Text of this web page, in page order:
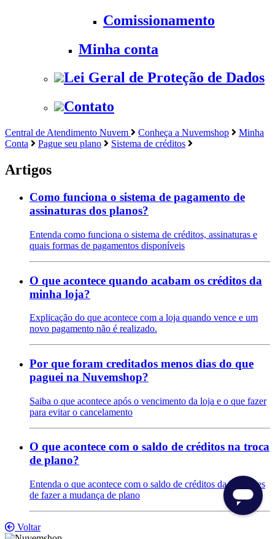
Comissionamento
Minha conta
Lei Geral de Proteção de Dados
Contato
Central de Atendimento Nuvem Conheça a Nuvemshop
Minha
Conta
Pague seu plano Sistema de créditos
Artigos
Como funciona o sistema de pagamento de
assinaturas dos planos?
Entenda como funciona o sistema de créditos, assinaturas e
quais formas de pagamentos disponíveis
O que acontece quando acabam os créditos da
minha loja?
Explicação do que acontece com a loja quando vence e um
novo pagamento não é realizado.
Por que foram creditados menos dias do que
paguei na Nuvemshop?
Saiba o que acontece após o vencimento da loja e o que fazer
para evitar o cancelamento
O que acontece com o saldo de créditos na troca
de plano?
Entenda o que acontece com o saldo de créditos da loja antes
de fazer a mudança de plano
Voltar